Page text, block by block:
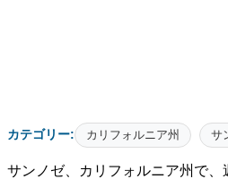
カテゴリー: カリフォルニア州 サ
サンノゼ、カリフォルニア州で